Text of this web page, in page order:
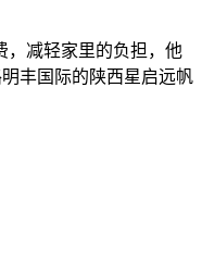
，减轻家里的负担，他
丰国际的陕西星启远帆